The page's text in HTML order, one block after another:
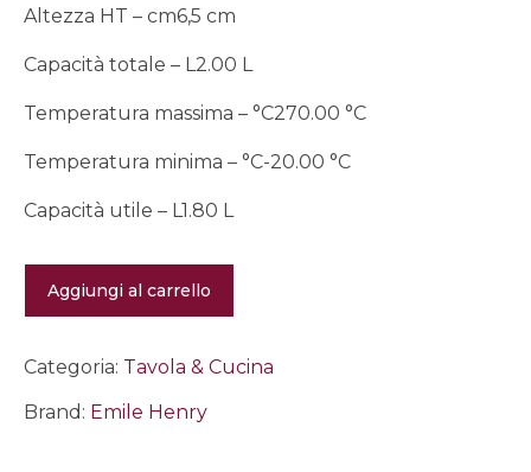
Altezza HT – cm6,5 cm
Capacità totale – L2.00 L
Temperatura massima – °C270.00 °C
Temperatura minima – °C-20.00 °C
Capacità utile – L1.80 L
cuore
Giallo
quantità
Aggiungi al carrello
Categoria: Tavola & Cucina
Brand: Emile Henry